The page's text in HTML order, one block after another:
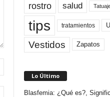
rostro salud
tips tratamientos
Vestidos Zapatos
Lo Último
Blasfemia: ¿Qué es?,